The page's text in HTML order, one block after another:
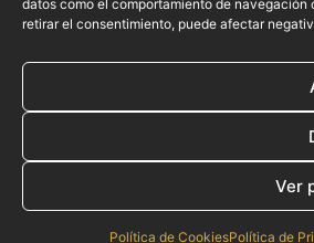
datos como el comportamiento de
retirar el consentimiento, puede afectar
Ver
Política de CookiesPolítica de